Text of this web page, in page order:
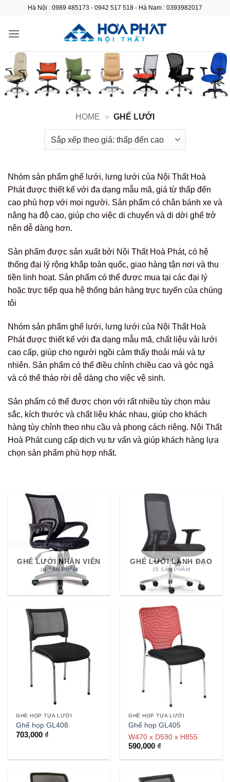
nội
Hà Nội : 0989 485173 - 0942 517 518 - Hà Nam : 0393982017
HOME » GHẾ LƯỚI
Nhóm sản phẩm ghế lưới, lưng lưới của Nội Thất Hoà
Phát được thiết kế với đa dạng mẫu mã, giá từ thấp đến
cao phù hợp với mọi người. Sản phẩm có chân bánh xe và
nâng hạ độ cao, giúp cho việc di chuyển và di dời ghế trở
nên dễ dàng hơn.
Sản phẩm được sản xuất bởi Nội Thất Hoà Phát, có hệ
thống đại lý rộng khắp toàn quốc, giao hàng tận nơi và thu
tiền linh hoạt. Sản phẩm có thể được mua tại các đại lý
hoặc trực tiếp qua hệ thống bán hàng trực tuyến của chúng
tôi
Nhóm sản phẩm ghế lưới, lưng lưới của Nội Thất Hoà
Phát được thiết kế với đa dạng mẫu mã, chất liệu vải lưới
cao cấp, giúp cho người ngồi cảm thấy thoải mái và tự
nhiên. Sản phẩm có thể điều chỉnh chiều cao và góc ngả
và có thể tháo rời dễ dàng cho việc vệ sinh.
Sản phẩm có thể được chọn với rất nhiều tùy chọn màu
sắc, kích thước và chất liệu khác nhau, giúp cho khách
hàng tùy chỉnh theo nhu cầu và phong cách riêng. Nội Thất
Hoà Phát cung cấp dịch vụ tư vấn và giúp khách hàng lựa
chọn sản phẩm phù hợp nhất.
GHẾ LƯỚI NHÂN VIÊN
19 SẢN PHẨM
GHẾ LƯỚI LÃNH ĐẠO
25 SẢN PHẨM
GHẾ HỌP TỰA LƯỚI
Ghế họp GL408
703,000 ₫
GHẾ HỌP TỰA LƯỚI
Ghế họp GL405
W470 x D590 x H855
590,000 ₫